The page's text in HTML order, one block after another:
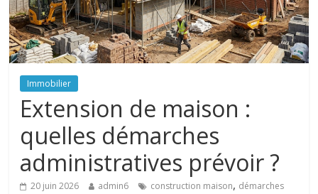
Immobilier
Extension de maison :
quelles démarches
administratives prévoir ?
20 juin 2026 admin6 construction maison, démarches